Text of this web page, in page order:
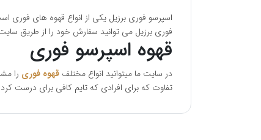
اسپرسو فوری برزیل یکی از انواع قهوه های
فوری برزیل می توانید سفارش خود را از طریق
قهوه اسپرسو فوری
در سایت ما میتوانید انواع مختلف قهوه فوری را
تفاوت که برای افرادی که تایم کافی برای درست